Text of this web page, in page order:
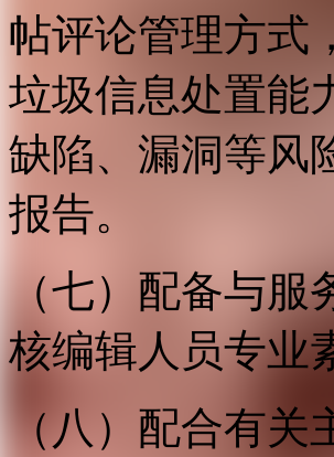
帖评论管理方式
垃圾信息处置能
缺陷、漏洞等风
报告。
（七）配备与
核编辑人员专业
（八）配合有